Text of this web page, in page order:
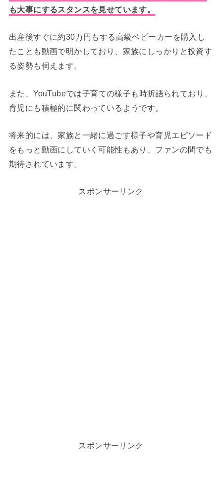
も大事にするスタンスを見せています。
出産後すぐに約30万円もする高級ベビーカーを購入し
たことも動画で明かしており、家族にしっかりと投資す
る姿勢も伺えます。
また、YouTubeでは子育ての様子も時折語られており、
育児にも積極的に関わっているようです。
将来的には、家族と一緒に過ごす様子や育児エピソード
をもっと動画にしていく可能性もあり、ファンの間でも
期待されています。
スポンサーリンク
スポンサーリンク